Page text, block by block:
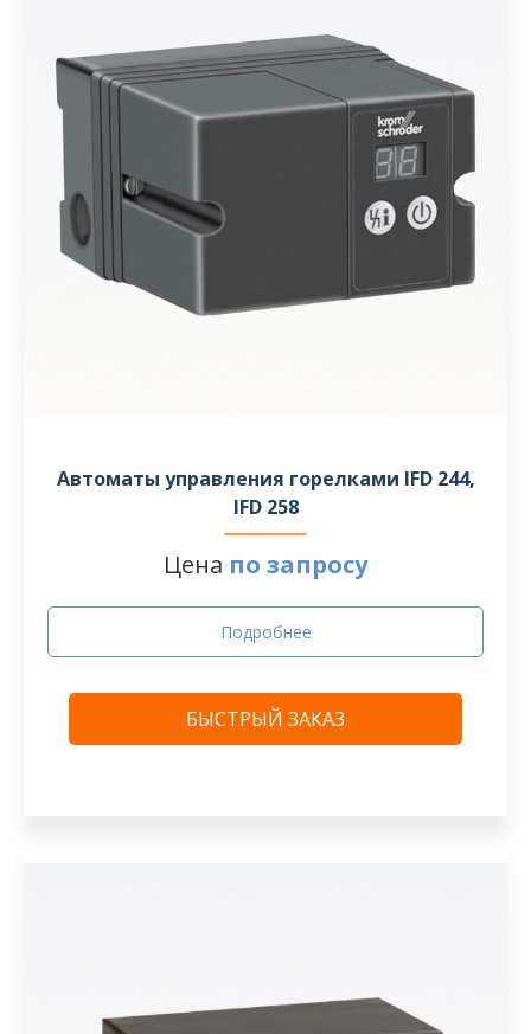
Автоматы управления горелками IFD 244,
IFD 258
Цена по запросу
Подробнее
БЫСТРЫЙ ЗАКАЗ